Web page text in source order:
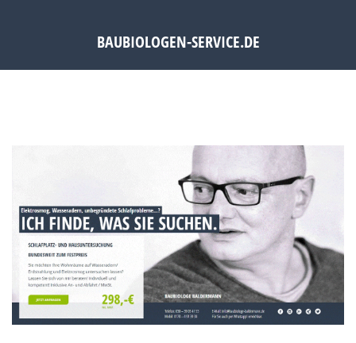
BAUBIOLOGEN-SERVICE.DE